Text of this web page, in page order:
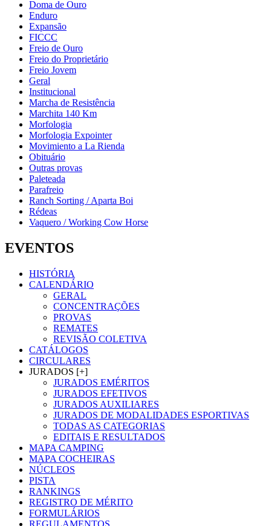
Doma de Ouro
Enduro
Expansão
FICCC
Freio de Ouro
Freio do Proprietário
Freio Jovem
Geral
Institucional
Marcha de Resistência
Marchita 140 Km
Morfologia
Morfologia Expointer
Movimiento a La Rienda
Obituário
Outras provas
Paleteada
Parafreio
Ranch Sorting / Aparta Boi
Rédeas
Vaquero / Working Cow Horse
EVENTOS
HISTÓRIA
CALENDÁRIO
GERAL
CONCENTRAÇÕES
PROVAS
REMATES
REVISÃO COLETIVA
CATÁLOGOS
CIRCULARES
JURADOS [+]
JURADOS EMÉRITOS
JURADOS EFETIVOS
JURADOS AUXILIARES
JURADOS DE MODALIDADES ESPORTIVAS
TODAS AS CATEGORIAS
EDITAIS E RESULTADOS
MAPA CAMPING
MAPA COCHEIRAS
NÚCLEOS
PISTA
RANKINGS
REGISTRO DE MÉRITO
FORMULÁRIOS